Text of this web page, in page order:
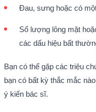
Đau, sưng hoặc có
Số lượng lông mặt
các dấu hiệu bất
Bạn có thể gặp các triệu
bạn có bất kỳ thắc mắc
ý kiến bác sĩ.